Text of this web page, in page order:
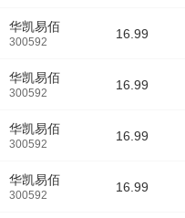
华凯易佰
300592
华凯易佰
300592
华凯易佰
300592
华凯易佰
300592
16.99
16.99
16.99
16.99